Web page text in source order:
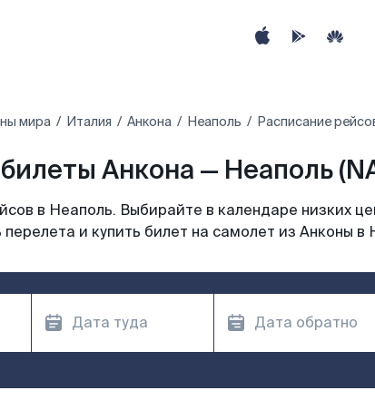
мира Италия Анкона Неаполь Расписание
Анкона — Неаполь
в Неаполь. Выбирайте в календаре низких
и купить билет на самолет из Анконы в